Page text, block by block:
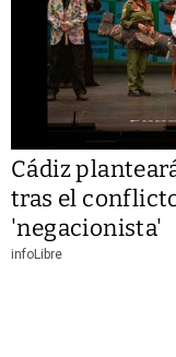
Cádiz
tras el
'negacionista'
infoLibre